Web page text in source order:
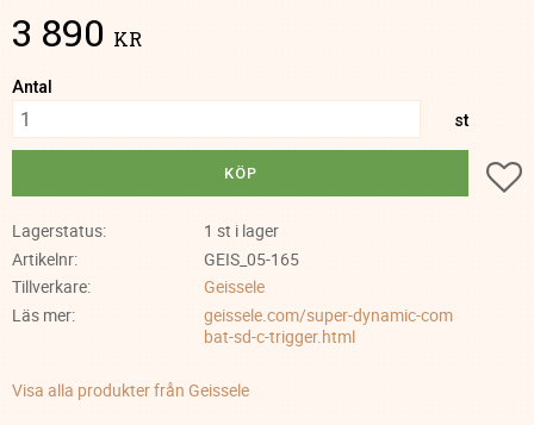
3 890 KR
Antal
st
KÖP
Lagerstatus
1 st i lager
Artikelnr
GEIS_05-165
Tillverkare
Geissele
Läs mer
geissele.com/super-dynamic-com
bat-sd-c-trigger.html
Visa alla produkter från Geissele